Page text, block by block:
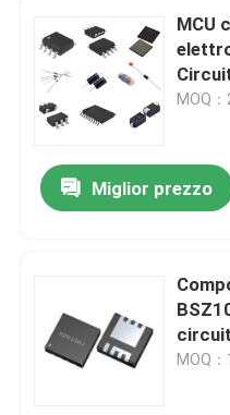
MCU
MOQ：
Miglior prezzo
MOQ：